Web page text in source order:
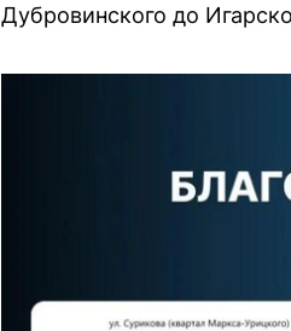
Дубровинского до